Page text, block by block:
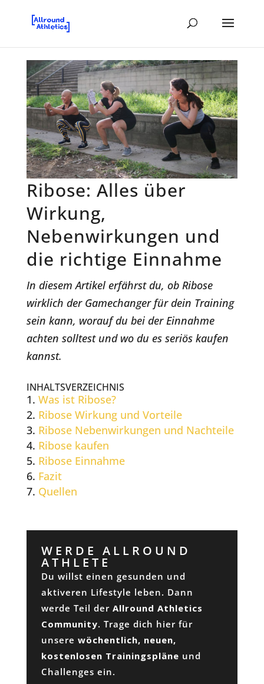
Ribose: Alles über
Wirkung,
Nebenwirkungen und
die richtige Einnahme
In diesem Artikel erfährst du, ob Ribose
wirklich der Gamechanger für dein Training
sein kann, worauf du bei der Einnahme
achten solltest und wo du es seriös kaufen
kannst.
INHALTSVERZEICHNIS
Was ist Ribose?
Ribose Wirkung und Vorteile
Ribose Nebenwirkungen und Nachteile
Ribose kaufen
Ribose Einnahme
Fazit
Quellen
WERDE ALLROUND
ATHLETE
Du willst einen gesunden und
aktiveren Lifestyle leben. Dann
werde Teil der Allround Athletics
Community. Trage dich hier für
unsere wöchentlich, neuen,
kostenlosen Trainingspläne und
Challenges ein.